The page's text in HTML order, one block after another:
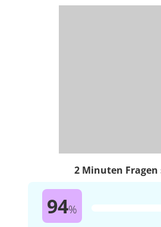
2 Minuten Fragen
94%